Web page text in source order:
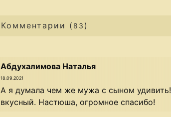
Комментарии ( 83 )
Абдухалимова Наталья
18.09.2021
А я думала чем же мужа с сыном удивить!
вкусный. Настюша, огромное спасибо!